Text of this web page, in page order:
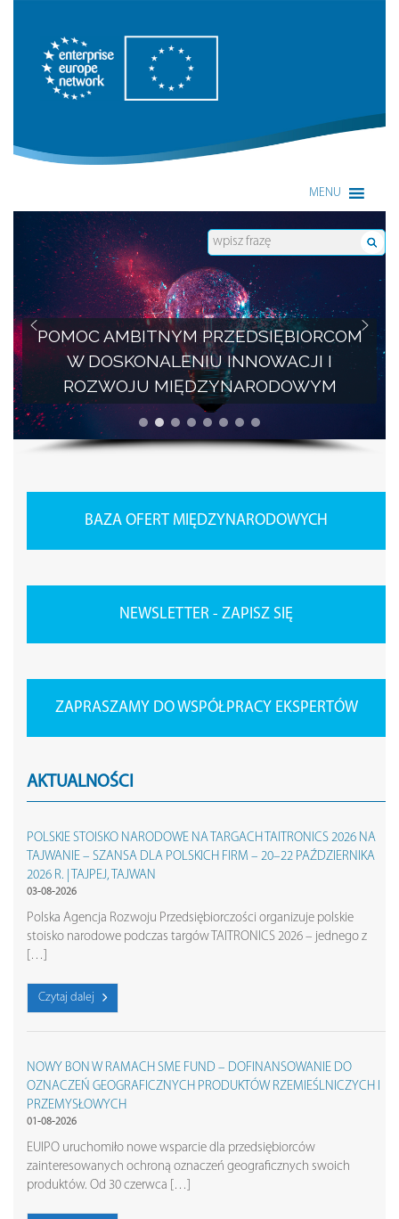
Enterprise Europe Network
MENU
POMOC AMBITNYM PRZEDSIĘBIORCOM
W DOSKONALENIU INNOWACJI I
ROZWOJU MIĘDZYNARODOWYM
BAZA OFERT MIĘDZYNARODOWYCH
NEWSLETTER - ZAPISZ SIĘ
ZAPRASZAMY DO WSPÓŁPRACY EKSPERTÓW
AKTUALNOŚCI
POLSKIE STOISKO NARODOWE NA TARGACH TAITRONICS 2026 NA
TAJWANIE – SZANSA DLA POLSKICH FIRM – 20–22 PAŹDZIERNIKA
2026 R. | TAJPEJ, TAJWAN
03-08-2026
Polska Agencja Rozwoju Przedsiębiorczości organizuje polskie
stoisko narodowe podczas targów TAITRONICS 2026 – jednego z
[…]
Czytaj dalej
NOWY BON W RAMACH SME FUND – DOFINANSOWANIE DO
OZNACZEŃ GEOGRAFICZNYCH PRODUKTÓW RZEMIEŚLNICZYCH I
PRZEMYSŁOWYCH
01-08-2026
EUIPO uruchomiło nowe wsparcie dla przedsiębiorców
zainteresowanych ochroną oznaczeń geograficznych swoich
produktów. Od 30 czerwca […]